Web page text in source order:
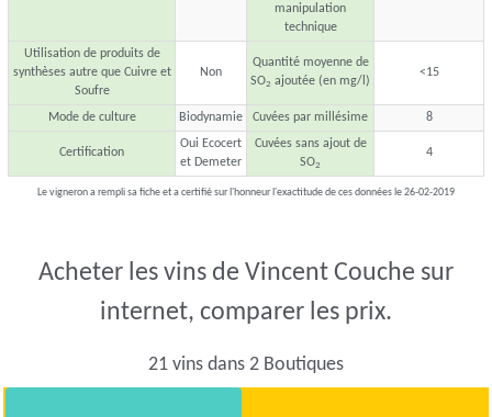
manipulation
technique
Utilisation de produits de
synthèses autre que Cuivre et
Soufre
Non
Quantité moyenne de
SO2 ajoutée (en mg/l)
<15
Mode de culture Biodynamie Cuvées par millésime 8
Certification
Oui Ecocert
et Demeter
Cuvées sans ajout de
SO2
4
Le vigneron a rempli sa fiche et a certifié sur l'honneur l'exactitude de ces données le 26-02-2019
Acheter les vins de Vincent Couche sur
internet, comparer les prix.
21 vins dans 2 Boutiques